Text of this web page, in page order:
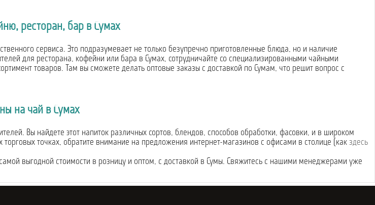
ресторан, бар в Сумах
сервиса. Это подразумевает не только безупречно приготовленные блюда, но и наличие
для ресторана, кофейни или бара в Сумах, сотрудничайте со специализированными чайными
товаров. Там вы сможете делать оптовые заказы с доставкой по Сумам, что решит вопрос с
на чай в Сумах
Вы найдете этот напиток различных сортов, блендов, способов обработки, фасовки, и в широком
точках, обратите внимание на предложения интернет-магазинов с офисами в столице (как здесь
выгодной стоимости в розницу и оптом, с доставкой в Сумы. Свяжитесь с нашими менеджерами уже